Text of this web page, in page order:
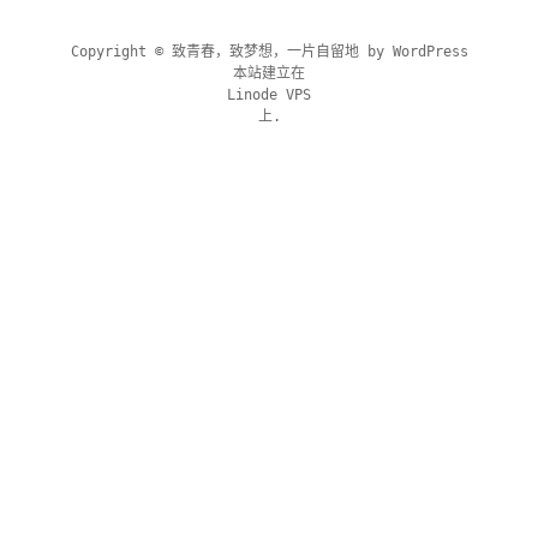
Copyright © 致青春，致梦想，一片自留地 by WordPress
本站建立在
Linode VPS
上.